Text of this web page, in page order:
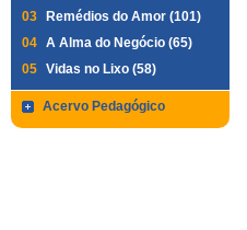
03
Remédios do Amor (101)
04 A Alma do Negócio (65)
05 Vidas no Lixo (58)
Acervo Pedagógico